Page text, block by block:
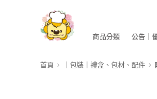
商品分類 公告｜
首頁 ｜包裝｜禮盒、包材、配件